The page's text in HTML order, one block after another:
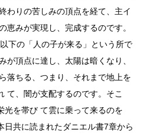
わりの苦しみの頂点を経て、主イ
恵みが実現し、完成するのです。
下の「人の子が来る」という所で
が頂点に達し、太陽は暗くなり、
落ちる、つまり、それまで地上を
て、闇が支配するのです。そこ
光を帯び て雲に乗って来るのを
日共に読まれたダニエル書7章から